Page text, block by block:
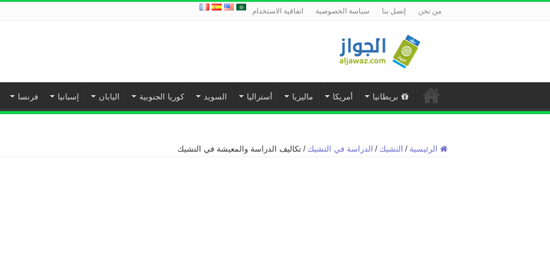
من نحن إتصل بنا سياسة الخصوصية اتفاقية الاستخدام
بريطانيا أمريكا ماليزيا أستراليا السويد كوريا الجنوبية اليابان إسبانيا‎ فرنسا
الرئيسية / التشيك / الدراسة في التشيك / تكاليف الدراسة والمعيشة في التشيك